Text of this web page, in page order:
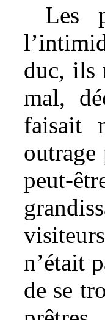
Les
duc, ils
mal,
faisait
outrage
peut-
n’était
de se